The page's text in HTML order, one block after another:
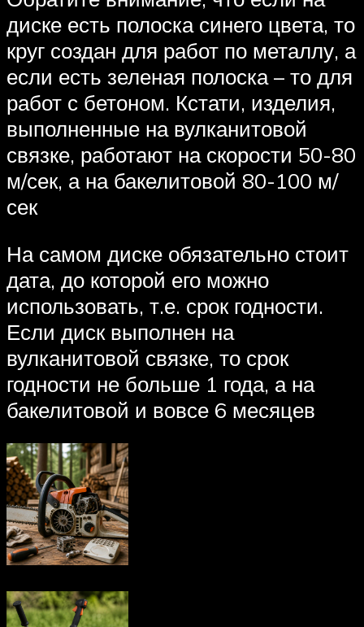
диске есть полоска синего цвета, то
круг создан для работ по металлу, а
если есть зеленая полоска – то для
работ с бетоном. Кстати, изделия,
выполненные на вулканитовой
связке, работают на скорости 50-80
м/сек, а на бакелитовой 80-100 м/
сек
На самом диске обязательно стоит
дата, до которой его можно
использовать, т.е. срок годности.
Если диск выполнен на
вулканитовой связке, то срок
годности не больше 1 года, а на
бакелитовой и вовсе 6 месяцев